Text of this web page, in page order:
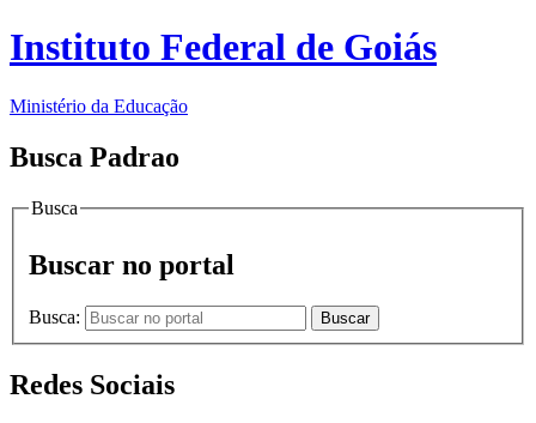
Instituto Federal de Goiás
Ministério da Educação
Busca Padrao
Busca
Buscar no portal
Busca: Buscar
Redes Sociais